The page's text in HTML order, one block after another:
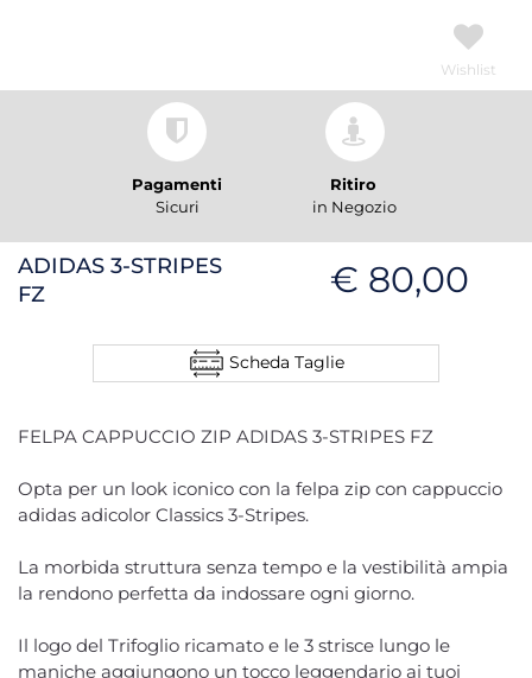
Wishlist
Pagamenti
Sicuri
Ritiro
in Negozio
ADIDAS 3-STRIPES
FZ
€ 80,00
Scheda Taglie
FELPA CAPPUCCIO ZIP ADIDAS 3-STRIPES FZ
Opta per un look iconico con la felpa zip con cappuccio
adidas adicolor Classics 3-Stripes.
La morbida struttura senza tempo e la vestibilità ampia
la rendono perfetta da indossare ogni giorno.
Il logo del Trifoglio ricamato e le 3 strisce lungo le
maniche aggiungono un tocco leggendario ai tuoi